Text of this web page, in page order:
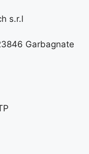
s.r.l
Garbagnate